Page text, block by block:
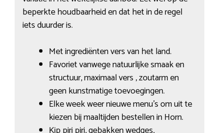
beperkte houdbaarheid en dat het in de regel
iets duurder is.
Met ingrediënten vers van het land.
Favoriet vanwege natuurlijke smaak en
structuur, maximaal vers , zoutarm en
geen kunstmatige toevoegingen.
Elke week weer nieuwe menu’s om uit te
kiezen bij maaltijden bestellen in Horn.